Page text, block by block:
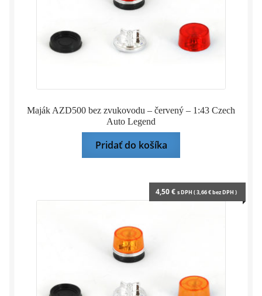
Maják AZD500 bez zvukovodu – červený – 1:43 Czech
Auto Legend
Pridať do košíka
4,50€ s DPH (3,66€bez DPH )